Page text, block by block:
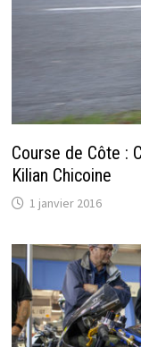
Course de Côte :
Kilian Chicoine
1 janvier 2016